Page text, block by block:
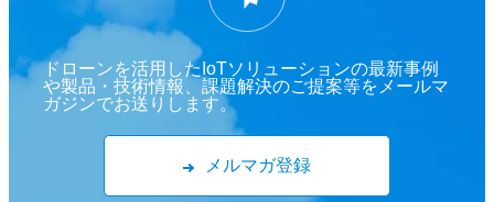
ドローンを活用したIoTソリューションの最新事例
や製品・技術情報、課題解決のご提案等をメールマ
ガジンでお送りします。
メルマガ登録